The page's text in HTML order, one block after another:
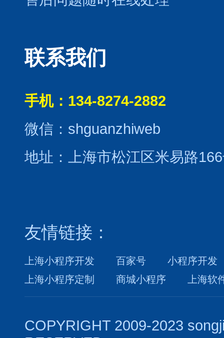
联系我们
手机：134-8274-2882
微信：shguanzhiweb
地址：上海市松江区米易路
友情链接：
上海小程序开发 百家号
小程序开发
上海小程序定制
商城小程序 上海软
COPYRIGHT 2009-2023